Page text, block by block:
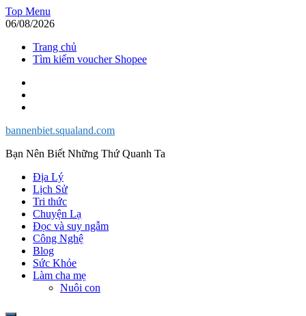
Skip
to
Top Menu
06/08/2026
Trang chủ
Tìm kiếm voucher Shopee
bannenbiet.squaland.com
Bạn Nên Biết Những Thứ Quanh Ta
Địa Lý
Lịch Sử
Tri thức
Chuyện Lạ
Đọc và suy ngẫm
Công Nghệ
Blog
Sức Khỏe
Làm cha mẹ
Nuôi con